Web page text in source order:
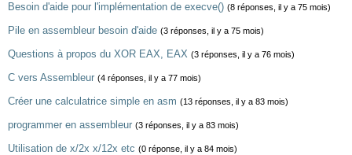
Besoin d'aide pour l'implémentation de execve() (8 réponses, il y a 75 mois)
Pile en assembleur besoin d'aide (3 réponses, il y a 75 mois)
Questions à propos du XOR EAX, EAX (3 réponses, il y a 76 mois)
C vers Assembleur (4 réponses, il y a 77 mois)
Créer une calculatrice simple en asm (13 réponses, il y a 83 mois)
programmer en assembleur (3 réponses, il y a 83 mois)
Utilisation de x/2x x/12x etc (0 réponse, il y a 84 mois)